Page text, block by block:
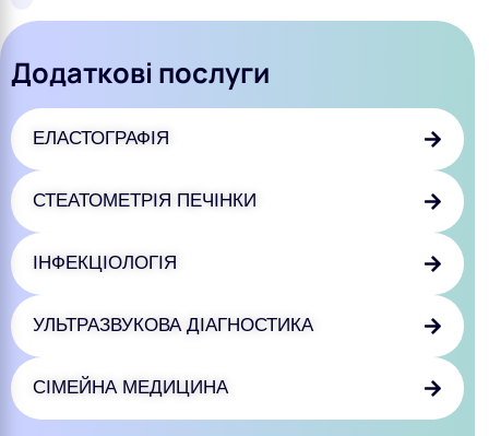
Додаткові послуги
ЕЛАСТОГРАФІЯ
СТЕАТОМЕТРІЯ ПЕЧІНКИ
ІНФЕКЦІОЛОГІЯ
УЛЬТРАЗВУКОВА ДІАГНОСТИКА
СІМЕЙНА МЕДИЦИНА